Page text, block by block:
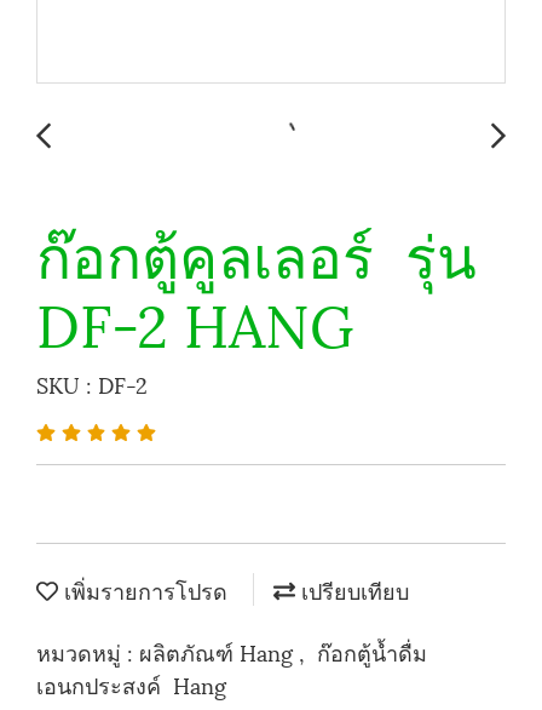
ก๊อกตู้คูลเลอร์ รุ่น
DF-2 HANG
SKU : DF-2
เพิ่มรายการโปรด
เปรียบเทียบ
หมวดหมู่ : ผลิตภัณฑ์ Hang, ก๊อกตู้น้ำดื่ม
เอนกประสงค์ Hang